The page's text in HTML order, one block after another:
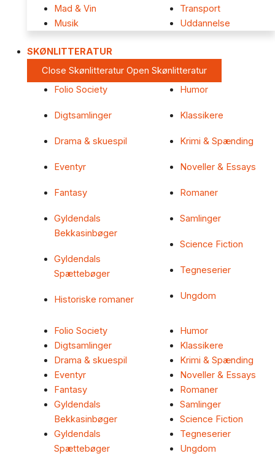
Mad & Vin
Musik
Transport
Uddannelse
SKØNLITTERATUR
Close Skønlitteratur Open Skønlitteratur
Folio Society
Digtsamlinger
Drama & skuespil
Eventyr
Fantasy
Gyldendals
Bekkasinbøger
Gyldendals
Spættebøger
Historiske romaner
Humor
Klassikere
Krimi & Spænding
Noveller & Essays
Romaner
Samlinger
Science Fiction
Tegneserier
Ungdom
Folio Society
Digtsamlinger
Drama & skuespil
Eventyr
Fantasy
Gyldendals
Bekkasinbøger
Gyldendals
Spættebøger
Humor
Klassikere
Krimi & Spænding
Noveller & Essays
Romaner
Samlinger
Science Fiction
Tegneserier
Ungdom